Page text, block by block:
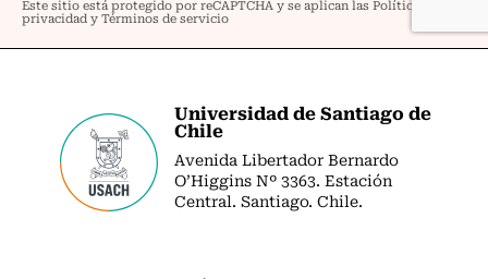
Universidad de Santiago de
Chile
Avenida Libertador Bernardo
O’Higgins Nº 3363. Estación
Central. Santiago. Chile.